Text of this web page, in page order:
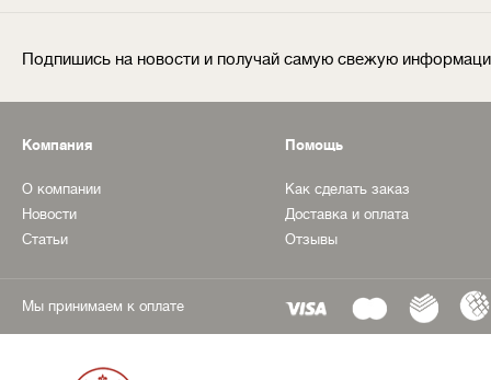
Подпишись на новости и получай самую свежую
Компания
О компании
Новости
Статьи
Помощь
Как сделать заказ
Доставка и оплата
Отзывы
Мы принимаем к оплате